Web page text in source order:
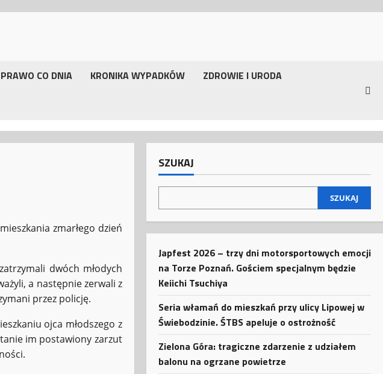
PRAWO CO DNIA KRONIKA WYPADKÓW ZDROWIE I URODA
zmarłego dzień
dwóch młodych
a następnie zerwali z
przez policję.
ojca młodszego z
im postawiony zarzut
SZUKAJ
SZUKAJ
Japfest 2026 – trzy dni motorsportowych emocji
na Torze Poznań. Gościem specjalnym będzie
Keiichi Tsuchiya
Seria włamań do mieszkań przy ulicy Lipowej w
Świebodzinie. ŚTBS apeluje o ostrożność
Zielona Góra: tragiczne zdarzenie z udziałem
balonu na ogrzane powietrze